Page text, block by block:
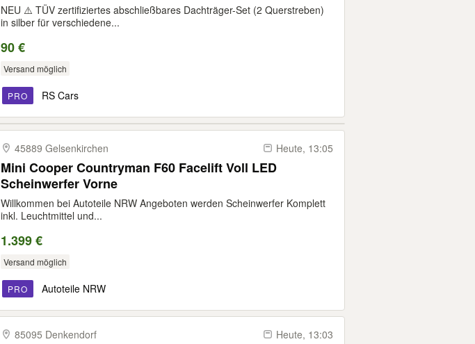
NEU ⚠️ TÜV zertifiziertes abschließbares Dachträger-Set (2 Querstreben)
in silber für verschiedene...
90 €
Versand möglich
PRO RS Cars
45889 Gelsenkirchen Heute, 13:05
Mini Cooper Countryman F60 Facelift Voll LED
Scheinwerfer Vorne
Willkommen bei Autoteile NRW Angeboten werden Scheinwerfer Komplett
inkl. Leuchtmittel und...
1.399 €
Versand möglich
PRO Autoteile NRW
85095 Denkendorf Heute, 13:03